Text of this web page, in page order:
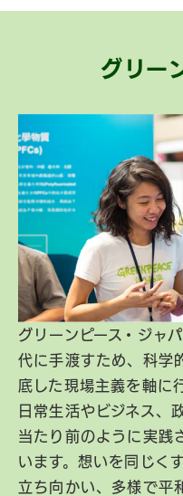
グリー
グリーンピース・ジャ
代に手渡すため、科学
底した現場主義を軸に
日常生活やビジネス、
当たり前のように実践
います。想いを同じく
立ち向かい、多様で平